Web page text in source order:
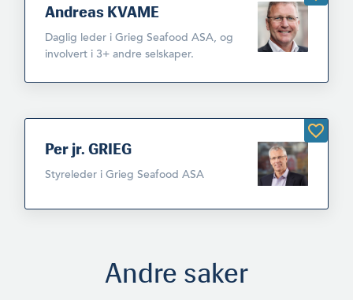
Andreas KVAME
Daglig leder i Grieg Seafood ASA, og
involvert i 3+ andre selskaper.
Per jr. GRIEG
Styreleder i Grieg Seafood ASA
Andre saker